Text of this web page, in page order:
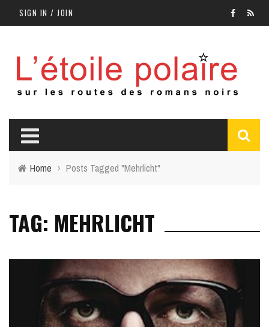
SIGN IN / JOIN
Home › Posts Tagged "Mehrlicht"
TAG: MEHRLICHT